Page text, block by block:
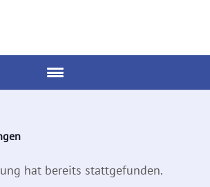
hat bereits stattgefunden.